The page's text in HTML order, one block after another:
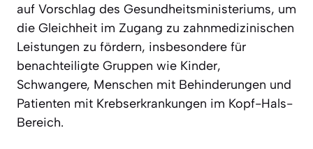
auf Vorschlag des Gesundheitsministeriums, um
die Gleichheit im Zugang zu zahnmedizinischen
Leistungen zu fördern, insbesondere für
benachteiligte Gruppen wie Kinder,
Schwangere, Menschen mit Behinderungen und
Patienten mit Krebserkrankungen im Kopf-Hals-
Bereich.